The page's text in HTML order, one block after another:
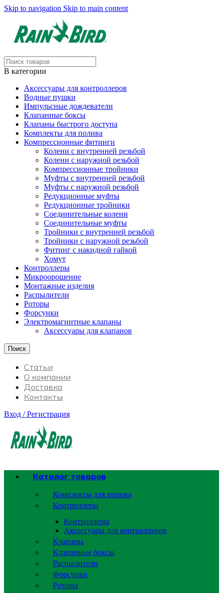
Skip to navigation Skip to main content
В категории
Аксессуары для контроллеров
Водные пушки
Импульсные дождеватели
Клапанные боксы
Клапаны быстрого доступа
Комплекты для полива
Компрессионные фитинги
Колени с внутренней резьбой
Колени с наружной резьбой
Компрессионные тройники
Муфты с внутренней резьбой
Муфты с наружной резьбой
Редукционные муфты
Редукционные тройники
Соединительные колени
Соединительные муфты
Тройники с внутренней резьбой
Тройники с наружной резьбой
Фитинг с накидной гайкой
Хомут
Контроллеры
Микроорошение
Монтажные изделия
Распылители
Роторы
Форсунки
Электромагнитные клапаны
Аксессуары для клапанов
Поиск
Статьи
О компании
Доставка
Контакты
Вход / Регистрация
Каталог товаров
Комплекты для полива
Контроллеры
Контроллеры
Аксессуары для контроллеров
Клапаны
Клапанные боксы
Распылители
Форсунки
Роторы